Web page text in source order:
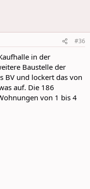
#36
in der
Baustelle der
BV und lockert das von
auf. Die 186
von 1 bis 4